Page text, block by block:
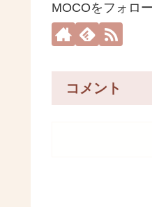
MOCOをフォロ
コメント